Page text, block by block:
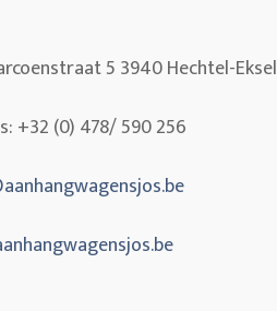
5 3940 Hechtel-Eksel
+32 (0) 478/ 590 256